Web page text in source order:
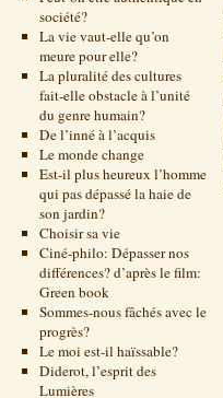
société?
La vie vaut-elle qu’on
meure pour elle?
La pluralité des cultures
fait-elle obstacle à l’unité
du genre humain?
De l’inné à l’acquis
Le monde change
Est-il plus heureux l’homme
qui pas dépassé la haie de
son jardin?
Choisir sa vie
Ciné-philo: Dépasser nos
différences? d’après le film:
Green book
Sommes-nous fâchés avec le
progrès?
Le moi est-il haïssable?
Diderot, l’esprit des
Lumières